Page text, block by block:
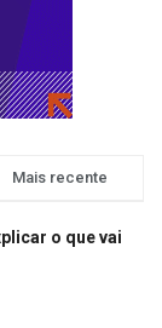
Mais recente
o que vai